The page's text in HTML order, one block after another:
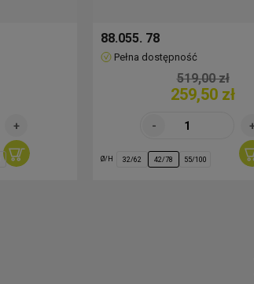
88.055. 78
Pełna dostępność
519,00 zł
259,50 zł
Ø/H 32/62 42/78 55/100